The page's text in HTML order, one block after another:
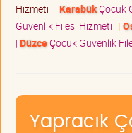
Hizmeti | KarabükÇocuk
Güvenlik Filesi Hizmeti |
| DüzceÇocuk Güvenlik
Yapracık